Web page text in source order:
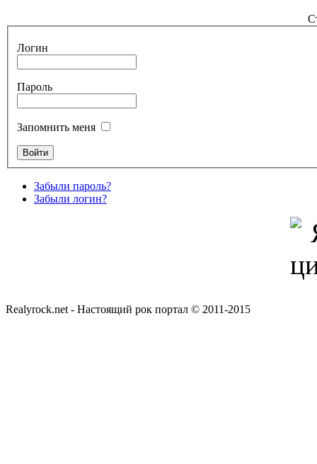
Логин
Пароль
Запомнить меня
Забыли пароль?
Забыли логин?
Realyrock.net - Настоящий рок портал © 2011-2015